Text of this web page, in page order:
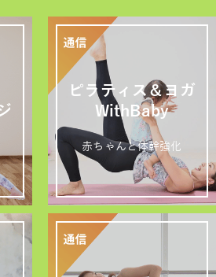
ピラティス＆ヨガ
WithBaby
赤ちゃんと体幹強化